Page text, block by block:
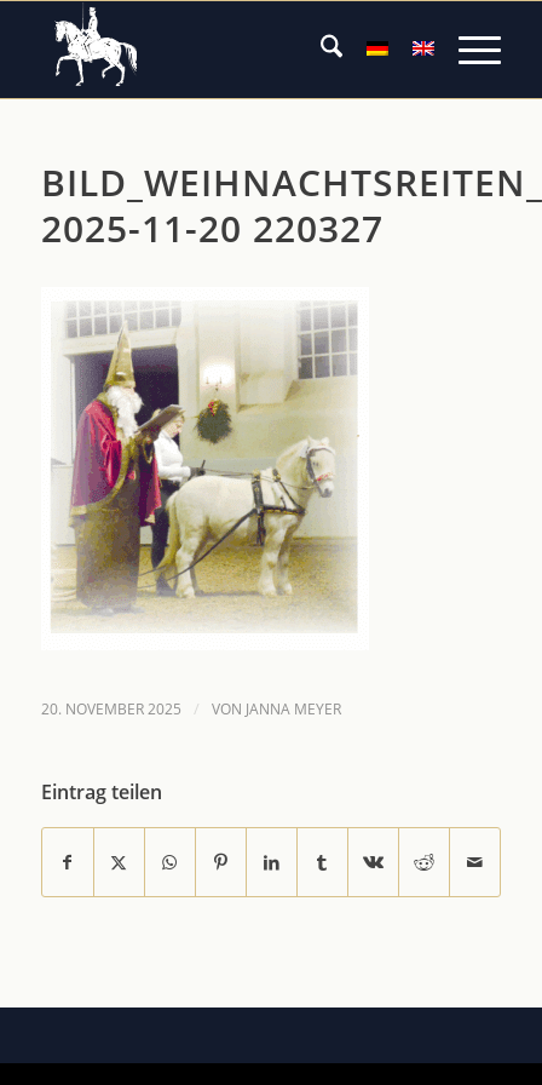
2025-11-20 220327
20. NOVEMBER 2025 / VON JANNA MEYER
Eintrag teilen